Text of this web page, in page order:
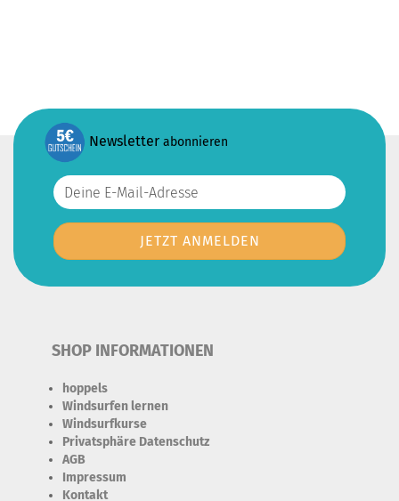
Newsletter abonnieren
SHOP INFORMATIONEN
hoppels
Windsurfen lernen
Windsurfkurse
Privatsphäre Datenschutz
AGB
Impressum
Kontakt